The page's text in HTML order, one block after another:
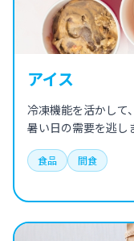
アイス
冷凍機能を活かして
暑い日の需要を逃し
食品 間食